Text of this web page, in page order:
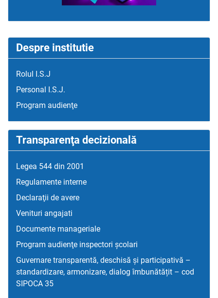
Despre institutie
Rolul I.S.J
Personal I.S.J.
Program audienţe
Transparenţa decizională
Legea 544 din 2001
Regulamente interne
Declaraţii de avere
Venituri angajati
Documente manageriale
Program audienţe inspectori școlari
Guvernare transparentă, deschisă și participativă –
standardizare, armonizare, dialog îmbunătățit – cod
SIPOCA 35